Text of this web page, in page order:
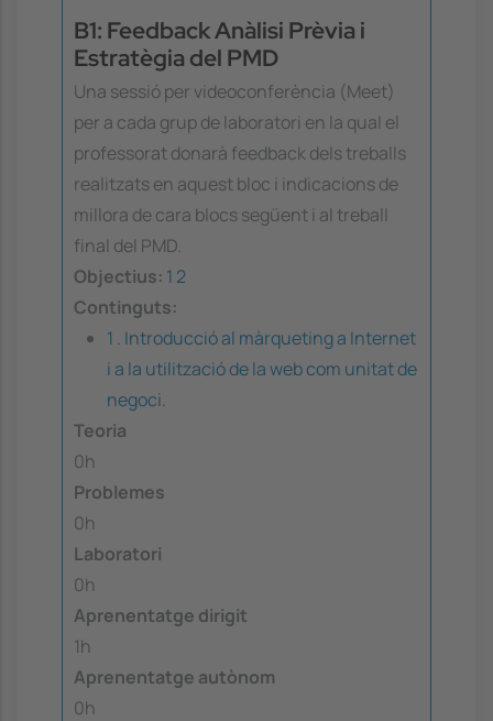
B1: Feedback Anàlisi Prèvia i
Estratègia del PMD
Una sessió per videoconferència (Meet)
per a cada grup de laboratori en la qual el
professorat donarà feedback dels treballs
realitzats en aquest bloc i indicacions de
millora de cara blocs següent i al treball
final del PMD.
Objectius: 1 2
Continguts:
1 . Introducció al màrqueting a Internet
i a la utilització de la web com unitat de
negoci.
Teoria
0h
Problemes
0h
Laboratori
0h
Aprenentatge dirigit
1h
Aprenentatge autònom
0h